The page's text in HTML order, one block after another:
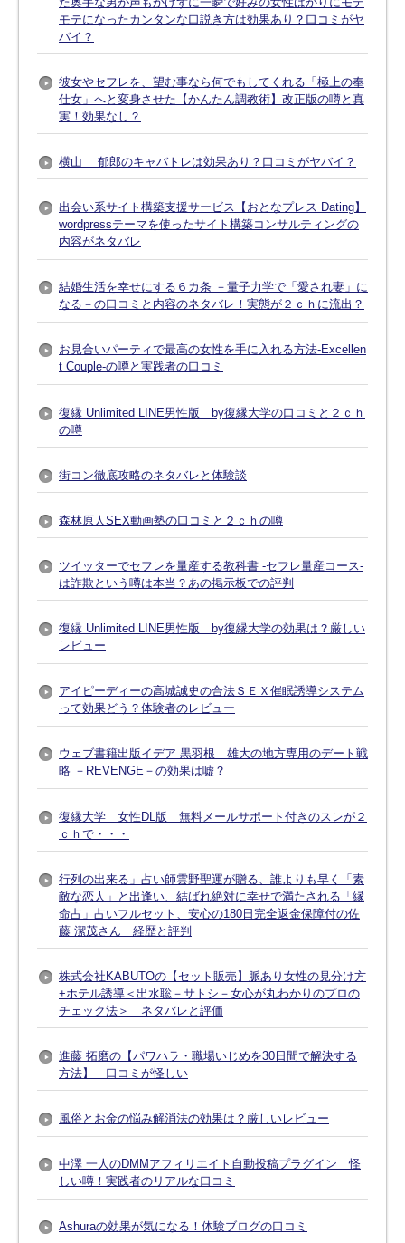
モテになったカンタンな口説き方は効果あり？口コミがヤ
バイ？
彼女やセフレを、望む事なら何でもしてくれる「極上の奉
仕女」へと変身させた【かんたん調教術】改正版の噂と真
実！効果なし？
横山 郁郎のキャバトレは効果あり？口コミがヤバイ？
出会い系サイト構築支援サービス【おとなプレス Dating】
wordpressテーマを使ったサイト構築コンサルティングの
内容がネタバレ
結婚生活を幸せにする６カ条 －量子力学で「愛され妻」に
なる－の口コミと内容のネタバレ！実態が２ｃｈに流出？
お見合いパーティで最高の女性を手に入れる方法-Excellen
t Couple-の噂と実践者の口コミ
復縁 Unlimited LINE男性版 by復縁大学の口コミと２ｃｈ
の噂
街コン徹底攻略のネタバレと体験談
森林原人SEX動画塾の口コミと２ｃｈの噂
ツイッターでセフレを量産する教科書 -セフレ量産コース-
は詐欺という噂は本当？あの掲示板での評判
復縁 Unlimited LINE男性版 by復縁大学の効果は？厳しい
レビュー
アイピーディーの高城誠史の合法ＳＥＸ催眠誘導システム
って効果どう？体験者のレビュー
ウェブ書籍出版イデア 黒羽根 雄大の地方専用のデート戦
略 －REVENGE－の効果は嘘？
復縁大学 女性DL版 無料メールサポート付きのスレが２
ｃｈで・・・
行列の出来る」占い師雲野聖運が贈る、誰よりも早く「素
敵な恋人」と出逢い、結ばれ絶対に幸せで満たされる「縁
命占」占いフルセット、安心の180日完全返金保障付の佐
藤 潔茂さん 経歴と評判
株式会社KABUTOの【セット販売】脈あり女性の見分け方
+ホテル誘導＜出水聡－サトシ－女心が丸わかりのプロの
チェック法＞ ネタバレと評価
進藤 拓磨の【パワハラ・職場いじめを30日間で解決する
方法】 口コミが怪しい
風俗とお金の悩み解消法の効果は？厳しいレビュー
中澤 一人のDMMアフィリエイト自動投稿プラグイン 怪
しい噂！実践者のリアルな口コミ
Ashuraの効果が気になる！体験ブログの口コミ